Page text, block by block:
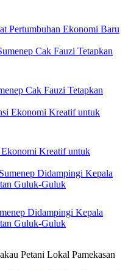
Pertumbuhan Ekonomi Baru
Cak Fauzi Tetapkan
Ekonomi Kreatif untuk
Didampingi Kepala
Guluk-Guluk